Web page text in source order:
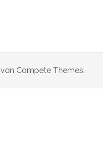
von Compete Themes.